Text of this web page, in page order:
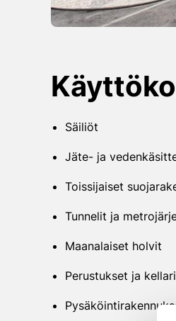
Säiliöt
Jäte- ja
Toissijaiset
Tunnelit ja
Maanalaiset holvit
Perustukset ja